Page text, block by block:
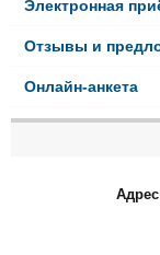
Электронная
Отзывы и
Онлайн-анкета
Адрес